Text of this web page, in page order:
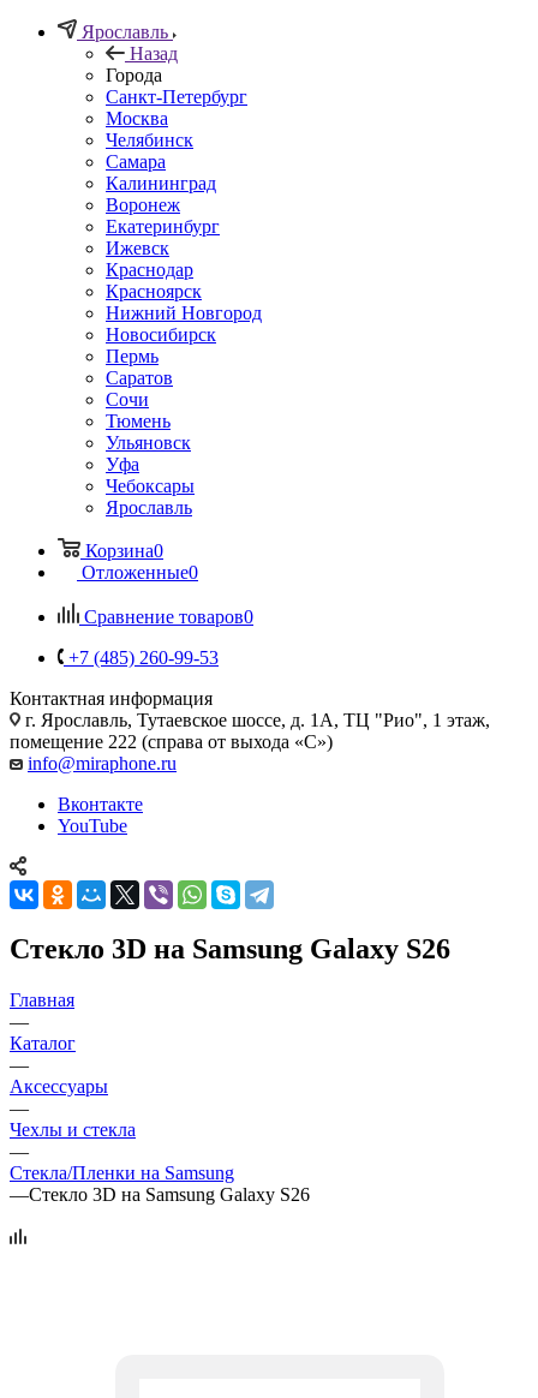
Ярославль
Назад
Города
Санкт-Петербург
Москва
Челябинск
Самара
Калининград
Воронеж
Екатеринбург
Ижевск
Краснодар
Красноярск
Нижний Новгород
Новосибирск
Пермь
Саратов
Сочи
Тюмень
Ульяновск
Уфа
Чебоксары
Ярославль
Корзина0
Отложенные0
Сравнение товаров0
+7 (485) 260-99-53
Контактная информация
г. Ярославль, Тутаевское шоссе, д. 1А, ТЦ "Рио", 1 этаж,
помещение 222 (справа от выхода «С»)
info@miraphone.ru
Вконтакте
YouTube
Стекло 3D на Samsung Galaxy S26
Главная
—
Каталог
—
Аксессуары
—
Чехлы и стекла
—
Стекла/Пленки на Samsung
—Стекло 3D на Samsung Galaxy S26